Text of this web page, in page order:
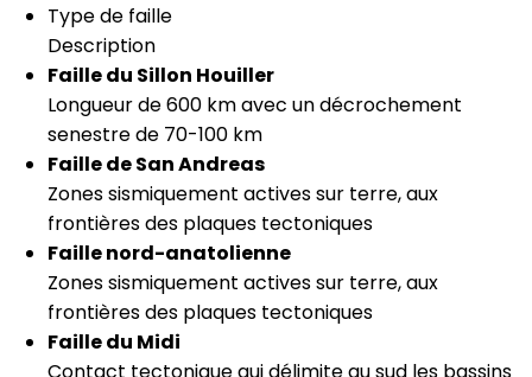
Type de faille
Description
Faille du Sillon Houiller
Longueur de 600 km avec un décrochement
senestre de 70-100 km
Faille de San Andreas
Zones sismiquement actives sur terre, aux
frontières des plaques tectoniques
Faille nord-anatolienne
Zones sismiquement actives sur terre, aux
frontières des plaques tectoniques
Faille du Midi
Contact tectonique qui délimite au sud les bassins